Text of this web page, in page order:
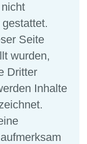
Seite
wurden,
Dritter
Inhalte